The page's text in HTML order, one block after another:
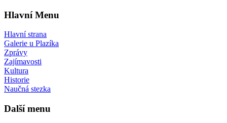
Hlavní Menu
Hlavní strana
Galerie u Plazíka
Zprávy
Zajímavosti
Kultura
Historie
Naučná stezka
Další menu